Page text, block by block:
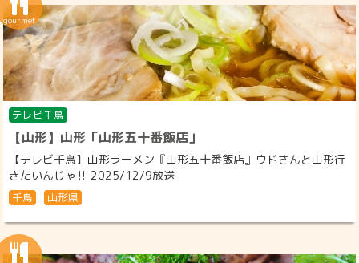
テレビ千鳥
【山形】山形「山形五十番飯店」
【テレビ千鳥】山形ラーメン『山形五十番飯店』ウドさんと山形行
きたいんじゃ‼ 2025/12/9放送
千鳥 山形県